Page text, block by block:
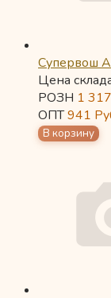
Супервош
Цена
РОЗН 1
ОПТ941